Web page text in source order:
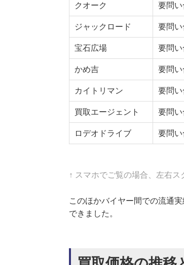
クオーク 要問
ジャックロード 要問
宝石広場 要問
かめ吉 要問
カイトリマン 要問
買取エージェント 要問
ロデオドライブ 要問
↑ スマホでご覧の場合、左右ス
このほかバイヤー間での流通
できました。